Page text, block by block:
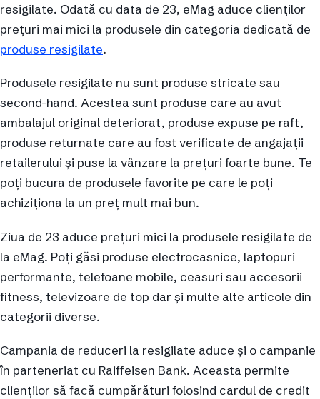
resigilate. Odată cu data de 23, eMag aduce clienților
prețuri mai mici la produsele din categoria dedicată de
produse resigilate.
Produsele resigilate nu sunt produse stricate sau
second-hand. Acestea sunt produse care au avut
ambalajul original deteriorat, produse expuse pe raft,
produse returnate care au fost verificate de angajații
retailerului și puse la vânzare la prețuri foarte bune. Te
poți bucura de produsele favorite pe care le poți
achiziționa la un preț mult mai bun.
Ziua de 23 aduce prețuri mici la produsele resigilate de
la eMag. Poți găsi produse electrocasnice, laptopuri
performante, telefoane mobile, ceasuri sau accesorii
fitness, televizoare de top dar și multe alte articole din
categorii diverse.
Campania de reduceri la resigilate aduce și o campanie
în parteneriat cu Raiffeisen Bank. Aceasta permite
clienților să facă cumpărături folosind cardul de credit